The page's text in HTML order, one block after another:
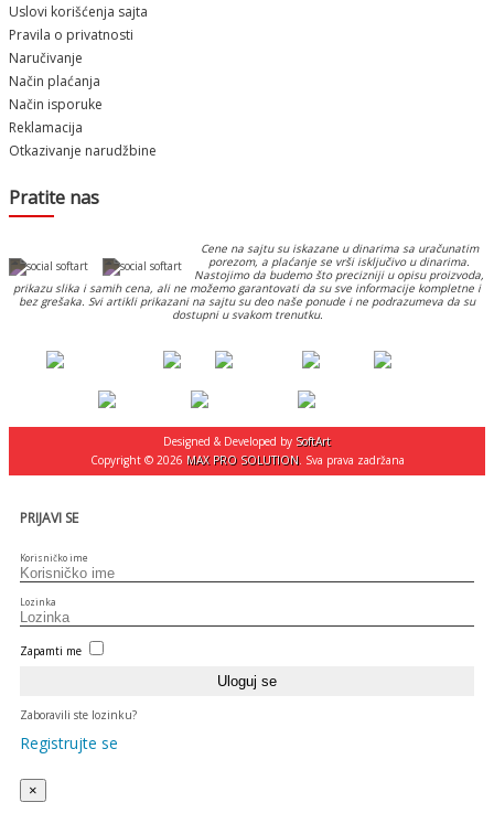
Uslovi korišćenja sajta
Pravila o privatnosti
Naručivanje
Način plaćanja
Način isporuke
Reklamacija
Otkazivanje narudžbine
Pratite nas
Cene na sajtu su iskazane u dinarima sa uračunatim
porezom, a plaćanje se vrši isključivo u dinarima.
Nastojimo da budemo što precizniji u opisu proizvoda,
prikazu slika i samih cena, ali ne možemo garantovati da su sve informacije kompletne i
bez grešaka. Svi artikli prikazani na sajtu su deo naše ponude i ne podrazumeva da su
dostupni u svakom trenutku.
Designed & Developed by SoftArt
Copyright © 2026 MAX PRO SOLUTION. Sva prava zadržana
PRIJAVI SE
Korisničko ime
Lozinka
Zapamti me
Zaboravili ste lozinku?
Registrujte se
×